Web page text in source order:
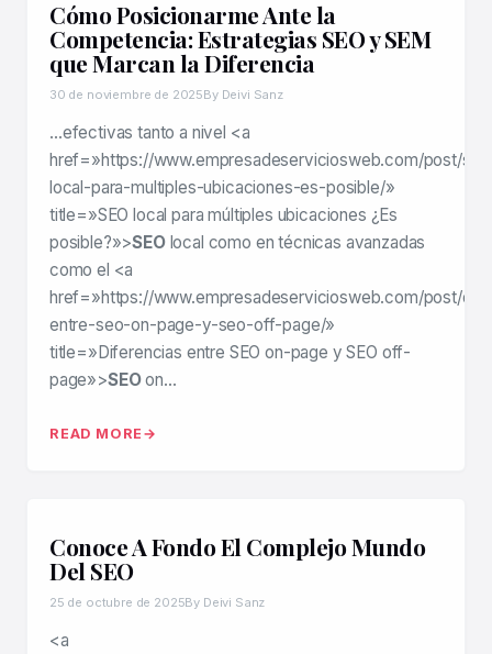
Cómo Posicionarme Ante la
Competencia: Estrategias SEO y SEM
que Marcan la Diferencia
30 de noviembre de 2025By Deivi Sanz
…efectivas tanto a nivel <a
href=»https://www.empresadeserviciosweb.com/post/
local-para-multiples-ubicaciones-es-posible/»
title=»SEO local para múltiples ubicaciones ¿Es
posible?»>SEOlocal como en técnicas avanzadas
como el <a
href=»https://www.empresadeserviciosweb.com/post/
entre-seo-on-page-y-seo-off-page/»
title=»Diferencias entre SEO on-page y SEO off-
page»>SEOon…
READ MORE
Conoce A Fondo El Complejo Mundo
Del SEO
25 de octubre de 2025By Deivi Sanz
<a